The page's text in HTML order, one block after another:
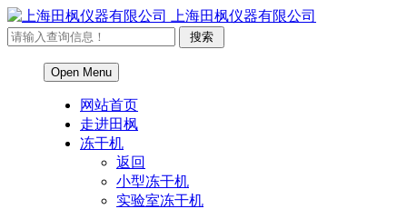
上海田枫仪器有限公司
Open Menu
网站首页
走进田枫
冻干机
返回
小型冻干机
实验室冻干机